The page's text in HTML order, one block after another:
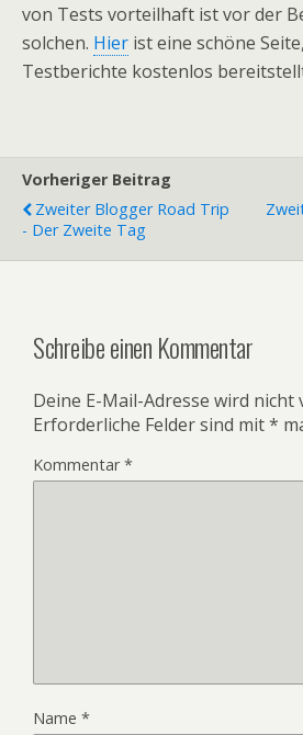
von Tests vorteilhaft ist vor der
solchen. Hier ist eine schöne
Testberichte kostenlos
Vorheriger Beitrag
Zweiter Blogger Road Trip
- Der Zweite Tag
Schreibe einen Kommentar
Deine E-Mail-Adresse wird
Erforderliche Felder sind mit*
Kommentar*
Name *